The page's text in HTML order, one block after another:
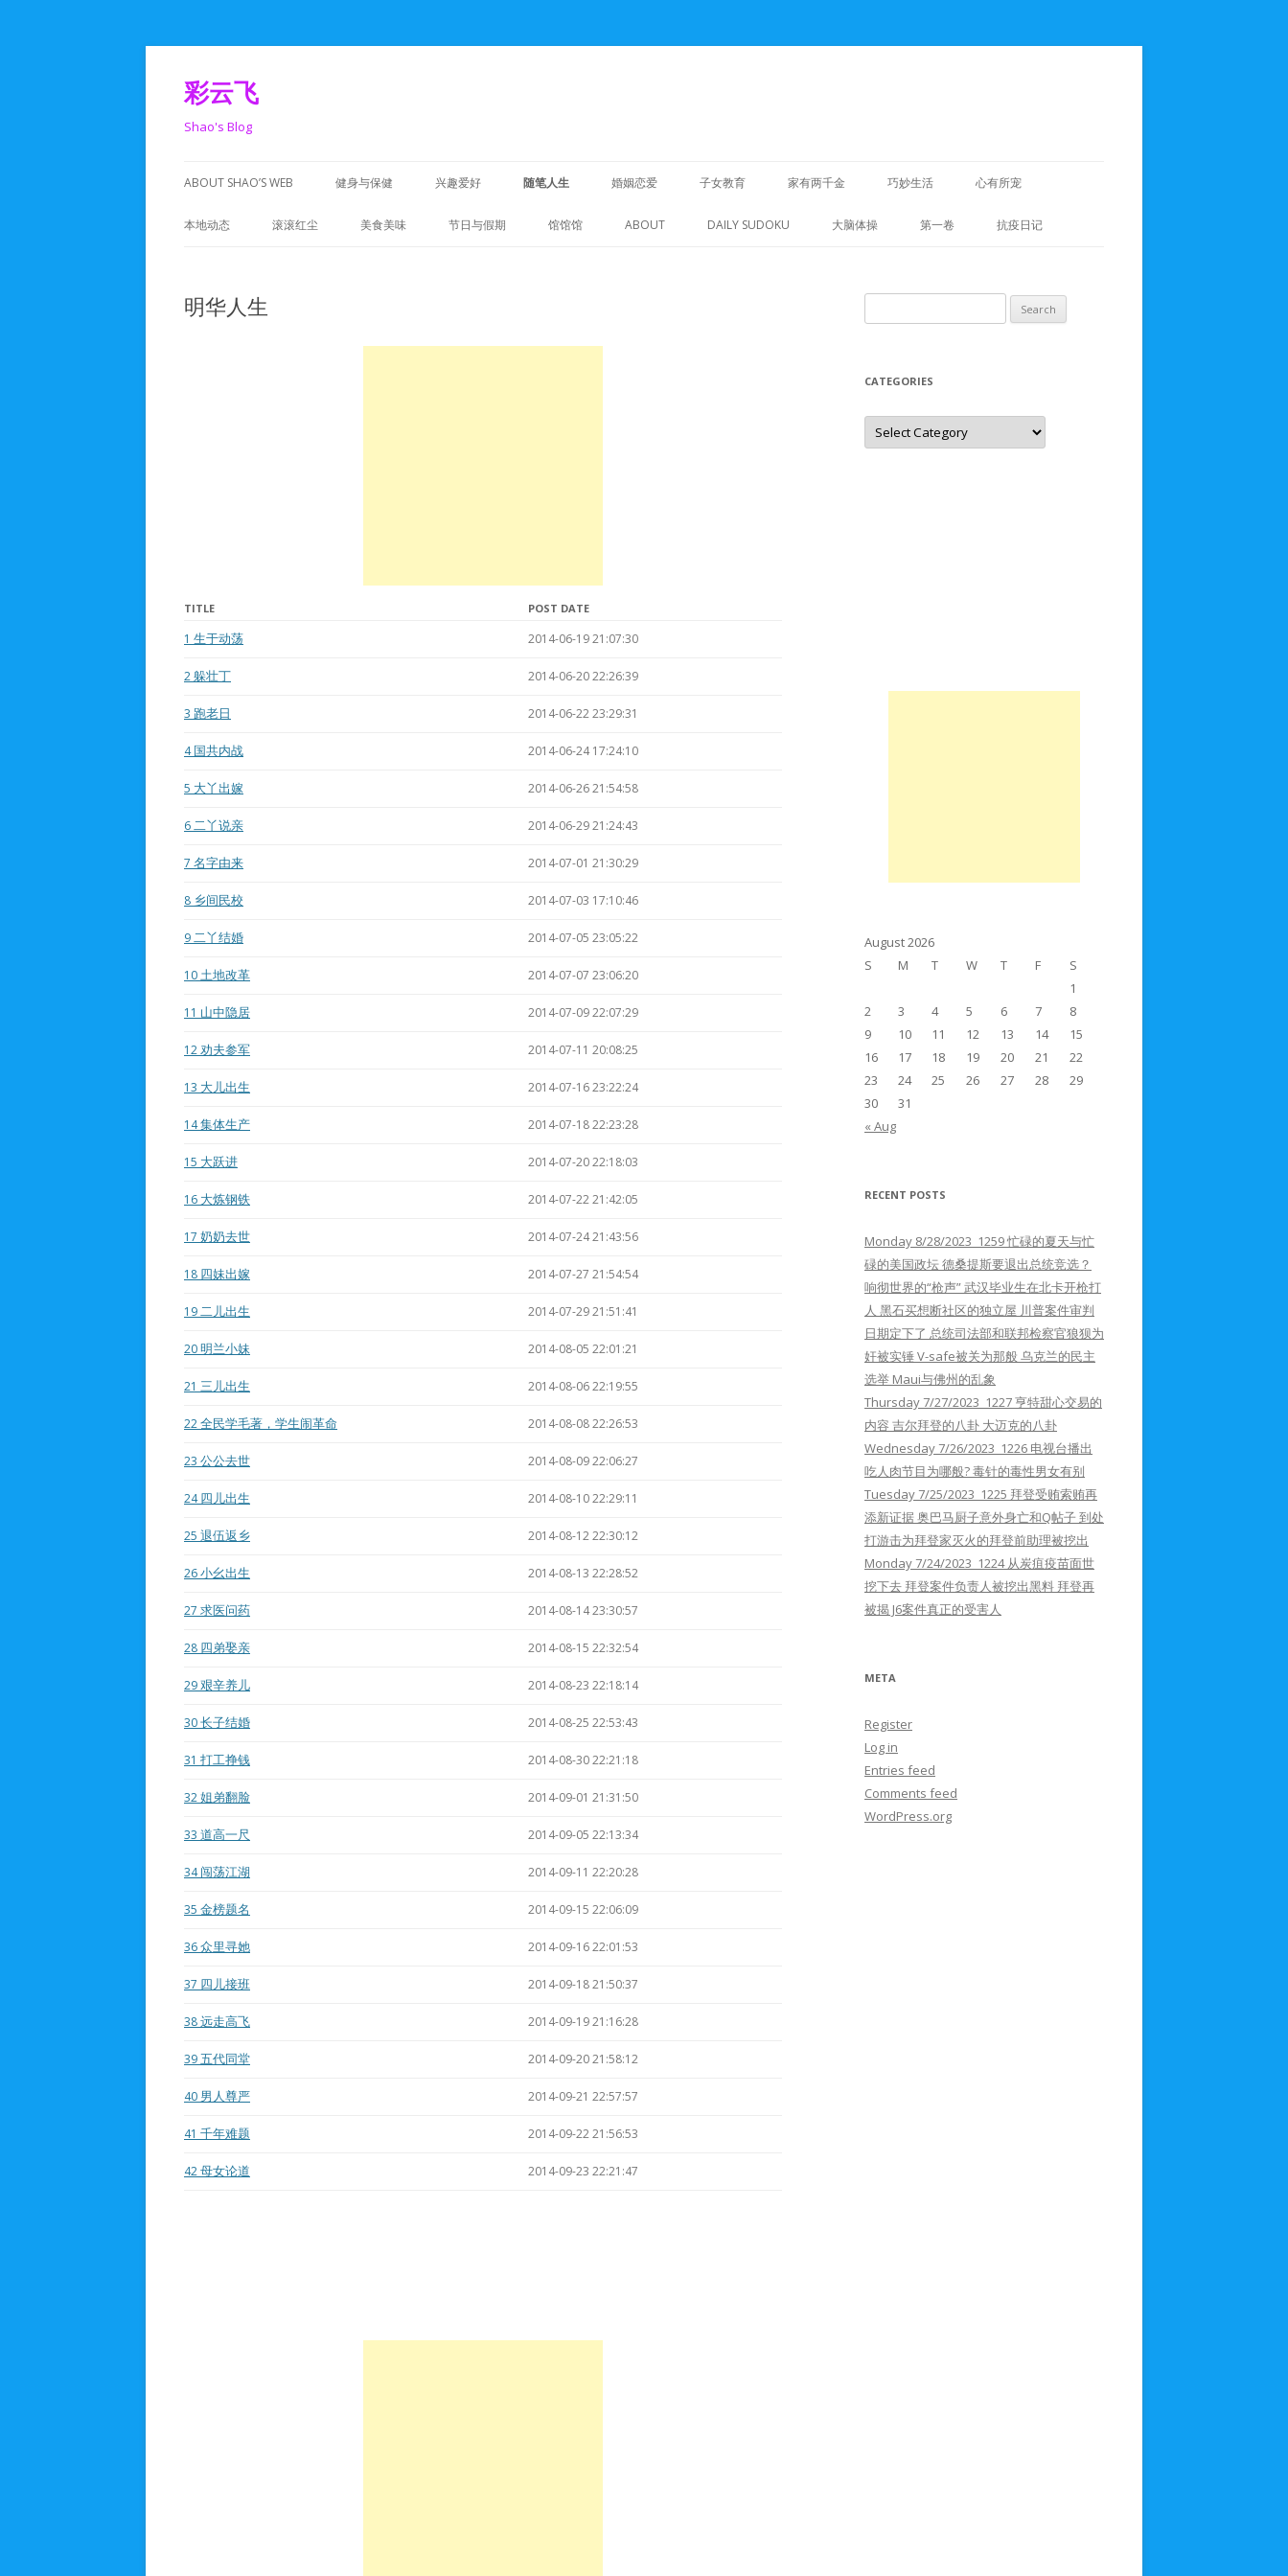
彩云飞
Shao's Blog
to
content
ABOUT SHAO’S WEB 健身与保健 兴趣爱好 随笔人生
重拾旧爱
婚姻恋爱 子女教育 家有两千金 巧妙生活 心有所宠
本地动态
湾区活动
滚滚红尘 美食美味 节日与假期 馆馆馆 ABOUT DAILY SUDOKU 大脑体操 第一卷 抗疫日记
明华人生
TITLE POST DATE
1 生于动荡 2014-06-19 21:07:30
2躲壮丁 2014-06-20 22:26:39
3 跑老日 2014-06-22 23:29:31
4国共内战 2014-06-24 17:24:10
5 大丫出嫁 2014-06-26 21:54:58
6二丫说亲 2014-06-29 21:24:43
7 名字由来 2014-07-01 21:30:29
8 乡间民校 2014-07-03 17:10:46
9二丫结婚 2014-07-05 23:05:22
10土地改革 2014-07-07 23:06:20
11 山中隐居 2014-07-09 22:07:29
12劝夫参军 2014-07-11 20:08:25
13 大儿出生 2014-07-16 23:22:24
14集体生产 2014-07-18 22:23:28
15 大跃进 2014-07-20 22:18:03
16 大炼钢铁 2014-07-22 21:42:05
17 奶奶去世 2014-07-24 21:43:56
18 四妹出嫁 2014-07-27 21:54:54
19二儿出生 2014-07-29 21:51:41
20明兰小妹 2014-08-05 22:01:21
21 三儿出生 2014-08-06 22:19:55
22全民学毛著，学生闹革命 2014-08-08 22:26:53
23 公公去世 2014-08-09 22:06:27
24四儿出生 2014-08-10 22:29:11
25 退伍返乡 2014-08-12 22:30:12
26小幺出生 2014-08-13 22:28:52
27 求医问药 2014-08-14 23:30:57
28 四弟娶亲 2014-08-15 22:32:54
29艰辛养儿 2014-08-23 22:18:14
30长子结婚 2014-08-25 22:53:43
31 打工挣钱 2014-08-30 22:21:18
32姐弟翻脸 2014-09-01 21:31:50
33 道高一尺 2014-09-05 22:13:34
34闯荡江湖 2014-09-11 22:20:28
35 金榜题名 2014-09-15 22:06:09
36众里寻她 2014-09-16 22:01:53
37 四儿接班 2014-09-18 21:50:37
38远走高飞 2014-09-19 21:16:28
39五代同堂 2014-09-20 21:58:12
40 男人尊严 2014-09-21 22:57:57
41 千年难题 2014-09-22 21:56:53
42母女论道 2014-09-23 22:21:47
for:
CATEGORIES
Categories
August 2026
S
M T W T F
S
1
2
3 4 5 6 7
8
9
10 11 12 13 14
15
16
17 18 19 20 21
22
23
24 25 26 27 28
29
30
31
« Aug
RECENT POSTS
Monday 8/28/2023 1259 忙碌的夏天与忙
碌的美国政坛 德桑提斯要退出总统竞选？
响彻世界的“枪声” 武汉毕业生在北卡开枪打
人 黑石买想断社区的独立屋 川普案件审判
日期定下了 总统司法部和联邦检察官狼狈为
奸被实锤 V-safe被关为那般 乌克兰的民主
选举 Maui与佛州的乱象
Thursday 7/27/2023 1227 亨特甜心交易的
内容 吉尔拜登的八卦 大迈克的八卦
Wednesday 7/26/2023 1226 电视台播出
吃人肉节目为哪般? 毒针的毒性男女有别
Tuesday 7/25/2023 1225 拜登受贿索贿再
添新证据 奥巴马厨子意外身亡和Q帖子 到处
打游击为拜登家灭火的拜登前助理被挖出
Monday 7/24/2023 1224 从炭疽疫苗面世
挖下去 拜登案件负责人被挖出黑料 拜登再
被揭 J6案件真正的受害人
META
Register
Log in
Entries feed
Comments feed
WordPress.org